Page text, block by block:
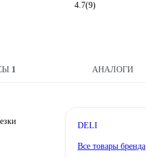
4.7(9)
1 АНАЛОГИ
DELI
Все товары бренда